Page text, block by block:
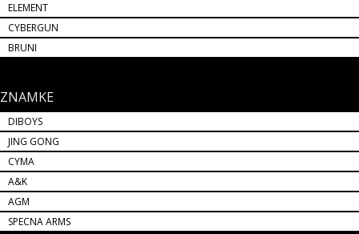
ELEMENT
CYBERGUN
BRUNI
ZNAMKE
DIBOYS
JING GONG
CYMA
A&K
AGM
SPECNA ARMS